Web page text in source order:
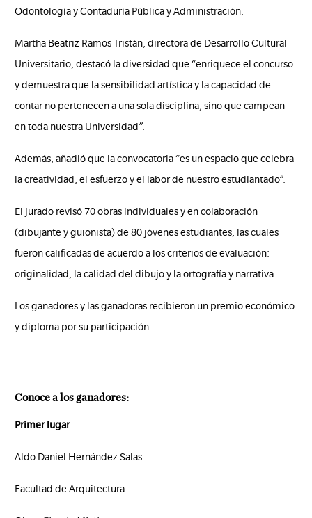
Odontología y Contaduría Pública y Administración.
Martha Beatriz Ramos Tristán, directora de Desarrollo Cultural
Universitario, destacó la diversidad que “enriquece el concurso
y demuestra que la sensibilidad artística y la capacidad de
contar no pertenecen a una sola disciplina, sino que campean
en toda nuestra Universidad”.
Además, añadió que la convocatoria “es un espacio que celebra
la creatividad, el esfuerzo y el labor de nuestro estudiantado”.
El jurado revisó 70 obras individuales y en colaboración
(dibujante y guionista) de 80 jóvenes estudiantes, las cuales
fueron calificadas de acuerdo a los criterios de evaluación:
originalidad, la calidad del dibujo y la ortografía y narrativa.
Los ganadores y las ganadoras recibieron un premio económico
y diploma por su participación.
Conoce a los ganadores:
Primer lugar
Aldo Daniel Hernández Salas
Facultad de Arquitectura